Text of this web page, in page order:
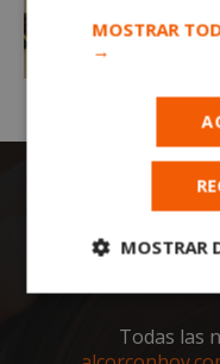
Todas las
MOSTRAR
→
MOSTRAR
Cookies